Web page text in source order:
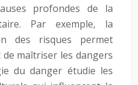
profondes de la
Par exemple, la
des risques permet
de maîtriser les dangers
du danger étudie les